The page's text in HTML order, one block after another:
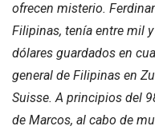
ofrecen misterio.
Filipinas, tenía entre mil
dólares guardados en
general de Filipinas en
Suisse. A principios del
de Marcos, al cabo de